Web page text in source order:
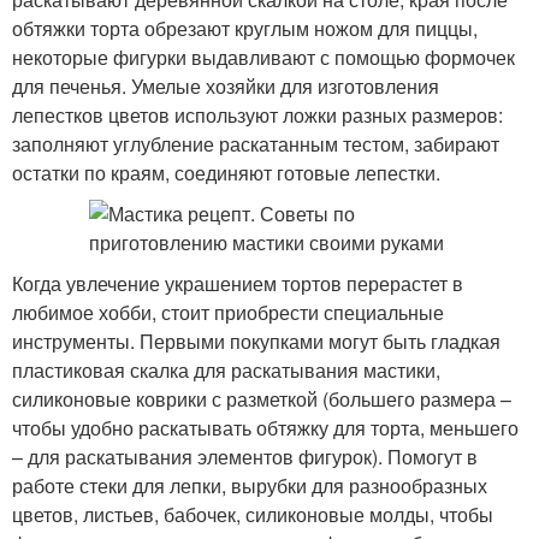
обтяжки торта обрезают круглым ножом для пиццы,
некоторые фигурки выдавливают с помощью формочек
для печенья. Умелые хозяйки для изготовления
лепестков цветов используют ложки разных размеров:
заполняют углубление раскатанным тестом, забирают
остатки по краям, соединяют готовые лепестки.
Когда увлечение украшением тортов перерастет в
любимое хобби, стоит приобрести специальные
инструменты. Первыми покупками могут быть гладкая
пластиковая скалка для раскатывания мастики,
силиконовые коврики с разметкой (большего размера –
чтобы удобно раскатывать обтяжку для торта, меньшего
– для раскатывания элементов фигурок). Помогут в
работе стеки для лепки, вырубки для разнообразных
цветов, листьев, бабочек, силиконовые молды, чтобы